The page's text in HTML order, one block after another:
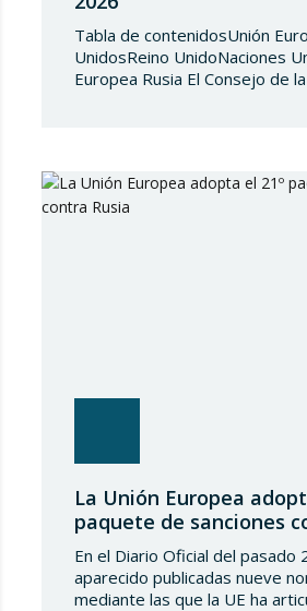
Tabla de contenidosUnión
UnidosReino UnidoNaciones
Europea Rusia El Consejo de
(UE) 2018/1542 relativo a la
medidas restrictivas…
La Unión Europea
paquete de sanciones
En el Diario Oficial del pasado
aparecido publicadas nueve
mediante las que la UE ha